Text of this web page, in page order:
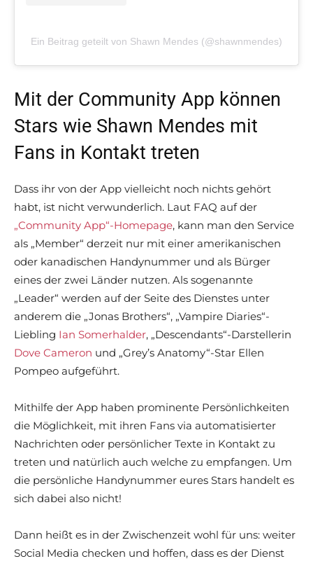
Ein Beitrag geteilt von Shawn Mendes (@shawnmendes)
Mit der Community App können
Stars wie Shawn Mendes mit
Fans in Kontakt treten
Dass ihr von der App vielleicht noch nichts gehört
habt, ist nicht verwunderlich. Laut FAQ auf der
„Community App“-Homepage, kann man den Service
als „Member“ derzeit nur mit einer amerikanischen
oder kanadischen Handynummer und als Bürger
eines der zwei Länder nutzen. Als sogenannte
„Leader“ werden auf der Seite des Dienstes unter
anderem die „Jonas Brothers“, „Vampire Diaries“-
Liebling Ian Somerhalder, „Descendants“-Darstellerin
Dove Cameron und „Grey’s Anatomy“-Star Ellen
Pompeo aufgeführt.
Mithilfe der App haben prominente Persönlichkeiten
die Möglichkeit, mit ihren Fans via automatisierter
Nachrichten oder persönlicher Texte in Kontakt zu
treten und natürlich auch welche zu empfangen. Um
die persönliche Handynummer eures Stars handelt es
sich dabei also nicht!
Dann heißt es in der Zwischenzeit wohl für uns: weiter
Social Media checken und hoffen, dass es der Dienst